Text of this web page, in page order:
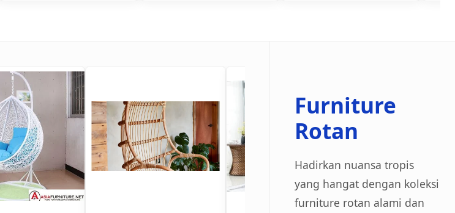
Furniture
Rotan
Hadirkan nuansa tropis
yang hangat dengan koleksi
furniture rotan alami dan